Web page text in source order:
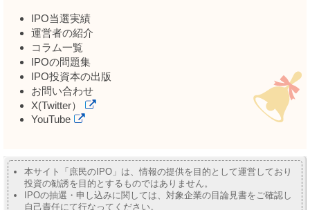
IPO当選実績
運営者の紹介
コラム一覧
IPOの問題集
IPO投資本の出版
お問い合わせ
X(Twitter）
YouTube
本サイト「庶民のIPO」は、情報の提供を目的として運営しており
投資の勧誘を目的とするものではありません。
IPOの抽選・申し込みに関しては、対象企業の目論見書をご確認し
自己責任にて行なってください。